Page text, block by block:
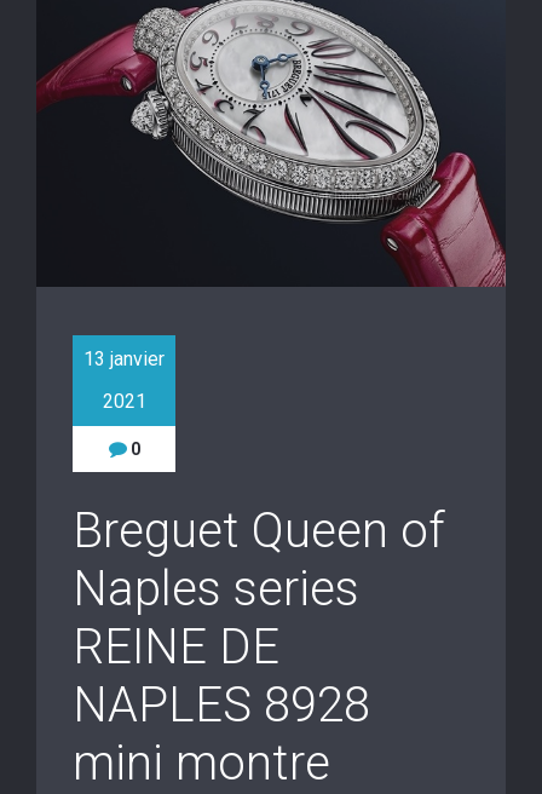
13 janvier
2021
0
Breguet Queen of
Naples series
REINE DE
NAPLES 8928
mini montre